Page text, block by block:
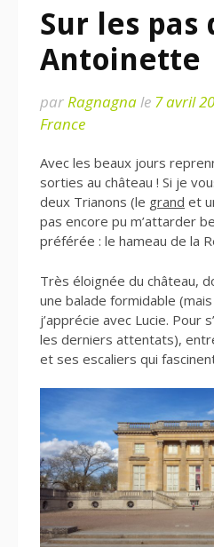
Sur les pas
Antoinette
parRagnagnale 7 avril
France
Avec les beaux jours
sorties au château ! Si je
deux Trianons (le grand et
pas encore pu m’attarder
préférée : le hameau de la
Très éloignée du château,
une balade formidable
j’apprécie avec Lucie. Pour
les derniers attentats),
et ses escaliers qui